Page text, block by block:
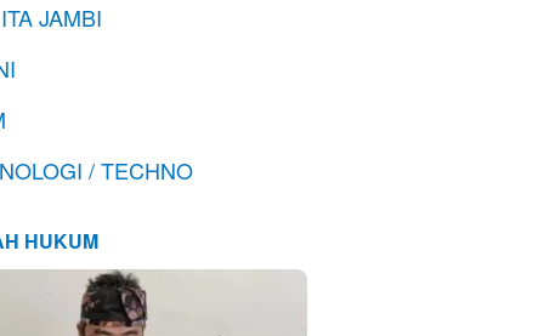
JAMBI
/ TECHNO
HUKUM